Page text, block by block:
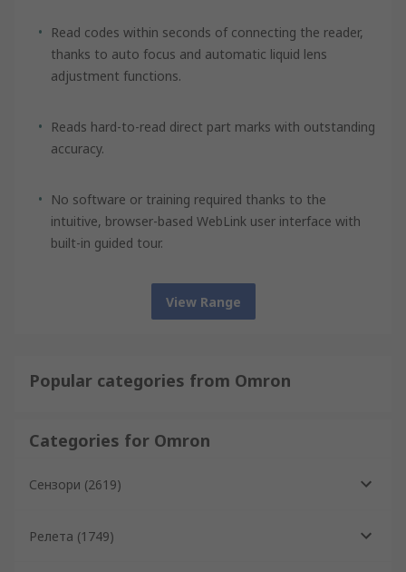
Read codes within seconds of connecting the reader,
thanks to auto focus and automatic liquid lens
adjustment functions.
Reads hard-to-read direct part marks with outstanding
accuracy.
No software or training required thanks to the
intuitive, browser-based WebLink user interface with
built-in guided tour.
View Range
Popular categories from Omron
Categories for Omron
Сензори (2619)
Релета (1749)